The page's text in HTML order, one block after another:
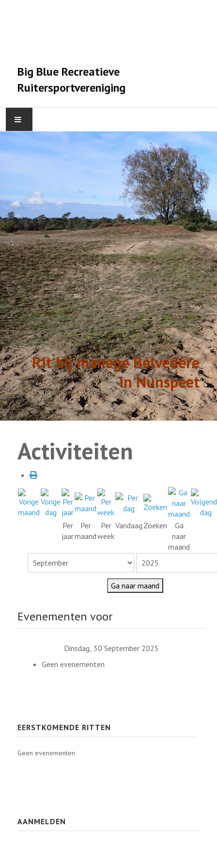
Big Blue Recreatieve
Ruitersportvereniging
VERENIGING
STALPRAET
GESCHIEDENIS
LINKS
Rit bij manege Belvédère
in Nunspeet
Activiteiten
Per
jaar
Per
maand
Per
week
Vandaag Zoeken
Ga
naar
maand
Ga naar maand
Evenementen voor
Dinsdag, 30 September 2025
Geen evenementen
EERSTKOMENDE RITTEN
Geen evenementen
AANMELDEN